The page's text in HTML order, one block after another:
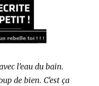
l’eau du bain.
de bien. C’est ça